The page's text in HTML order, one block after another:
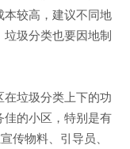
较高，建议不同地
圾分类也要因地制
垃圾分类上下的功
的小区，特别是有
传物料、引导员、